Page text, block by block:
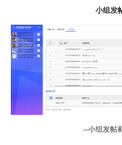
小组发
--小组发帖